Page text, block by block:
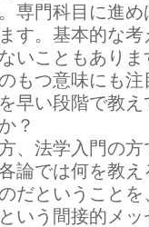
専門科目に進
す。基本的な
いこともあり
もつ意味にも
早い段階で教
？
、法学入門の方
論では何を教
だということ
いう間接的メ